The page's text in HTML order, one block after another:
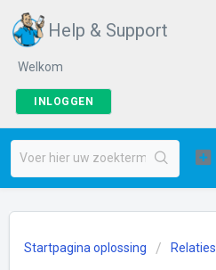
Help & Support
Welkom
INLOGGEN
Startpagina oplossing Relaties